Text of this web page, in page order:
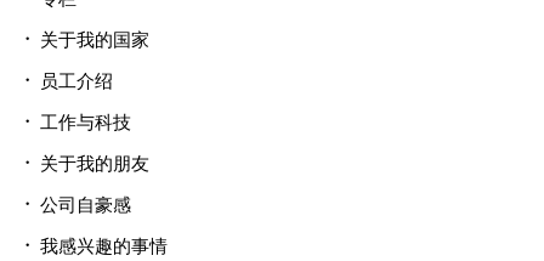
关于我的国家
员工介绍
工作与科技
关于我的朋友
公司自豪感
我感兴趣的事情